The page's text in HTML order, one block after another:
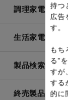
調理家電
生活家電
製品検索一覧
終売製品一覧
持つ
広告
す。
もち
る”
すが
する
的に